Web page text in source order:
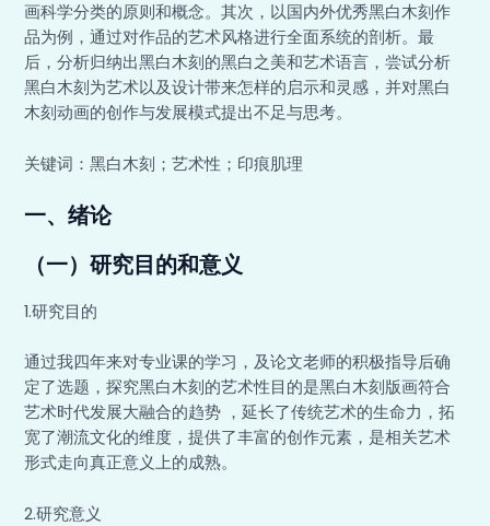
画科学分类的原则和概念。其次，以国内外优秀黑白木刻作
品为例，通过对作品的艺术风格进行全面系统的剖析。最
后，分析归纳出黑白木刻的黑白之美和艺术语言，尝试分析
黑白木刻为艺术以及设计带来怎样的启示和灵感，并对黑白
木刻动画的创作与发展模式提出不足与思考。
关键词：黑白木刻；艺术性；印痕肌理
一、绪论
（一）研究目的和意义
1.研究目的
通过我四年来对专业课的学习，及论文老师的积极指导后确
定了选题，探究黑白木刻的艺术性目的是黑白木刻版画符合
艺术时代发展大融合的趋势 ，延长了传统艺术的生命力，拓
宽了潮流文化的维度，提供了丰富的创作元素，是相关艺术
形式走向真正意义上的成熟。
2.研究意义